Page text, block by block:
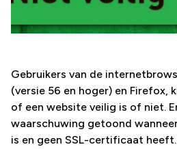
Gebruikers van de
(versie 56 en hoger) en Firefox,
of een website veilig is of niet.
waarschuwing getoond
is en geen SSL-certificaat